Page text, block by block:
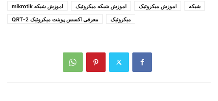
اموزش شبکه mikrotik
اموزش شبکه میکروتیک اموزش میکروتیک
شبکه
معرفی اکسس پوینت میکروتیک QRT-2
میکروتیک